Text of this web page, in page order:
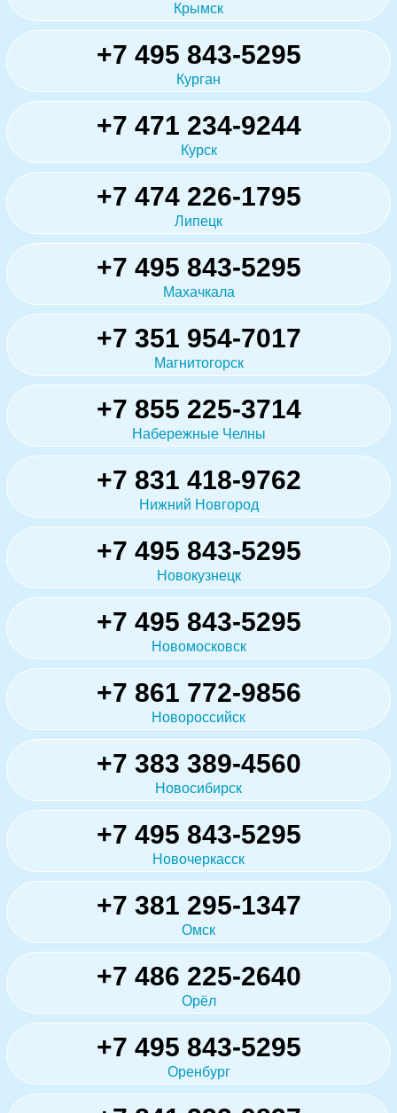
Крымск
+7 495 843-5295
Курган
+7 471 234-9244
Курск
+7 474 226-1795
Липецк
+7 495 843-5295
Махачкала
+7 351 954-7017
Магнитогорск
+7 855 225-3714
Набережные Челны
+7 831 418-9762
Нижний Новгород
+7 495 843-5295
Новокузнецк
+7 495 843-5295
Новомосковск
+7 861 772-9856
Новороссийск
+7 383 389-4560
Новосибирск
+7 495 843-5295
Новочеркасск
+7 381 295-1347
Омск
+7 486 225-2640
Орёл
+7 495 843-5295
Оренбург